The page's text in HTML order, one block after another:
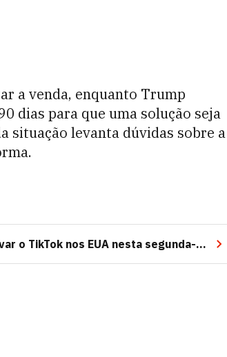
a venda, enquanto Trump
dias para que uma solução seja
situação levanta dúvidas sobre a
o TikTok nos EUA nesta segunda-